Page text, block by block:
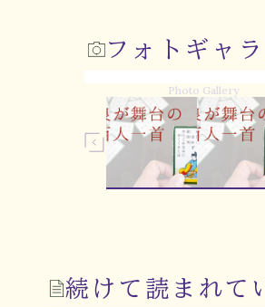
フォトギャ
Photo Gallery
続けて読まれて